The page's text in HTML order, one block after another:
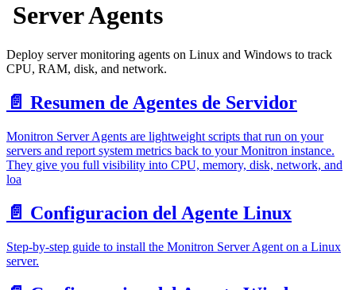
️ Server Agents
Deploy server monitoring agents on Linux and Windows to track
CPU, RAM, disk, and network.
📄️ Resumen de Agentes de Servidor
Monitron Server Agents are lightweight scripts that run on your
servers and report system metrics back to your Monitron instance.
They give you full visibility into CPU, memory, disk, network, and
loa
📄️ Configuracion del Agente Linux
Step-by-step guide to install the Monitron Server Agent on a Linux
server.